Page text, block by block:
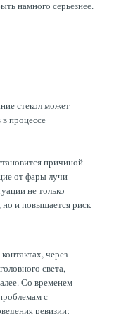
намного серьезнее.
стекол может
процессе
причиной
от фары лучи
не только
но и повышается риск
через
света,
Со временем
с
ревизии;